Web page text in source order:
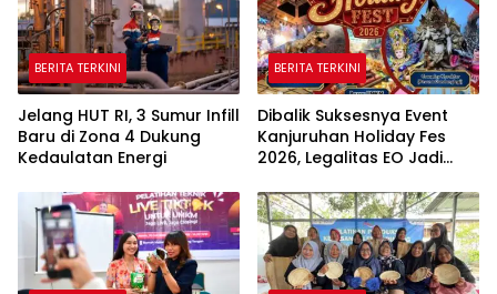
BERITA TERKINI
Jelang HUT RI, 3 Sumur Infill
Baru di Zona 4 Dukung
Kedaulatan Energi
BERITA TERKINI
Dibalik Suksesnya Event
Kanjuruhan Holiday Fes
2026, Legalitas EO Jadi